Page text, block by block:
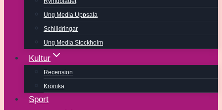
Ung Media Uppsala
Schilldringar
Ung Media Stockholm
Kultur
Recension
Krönika
Sport